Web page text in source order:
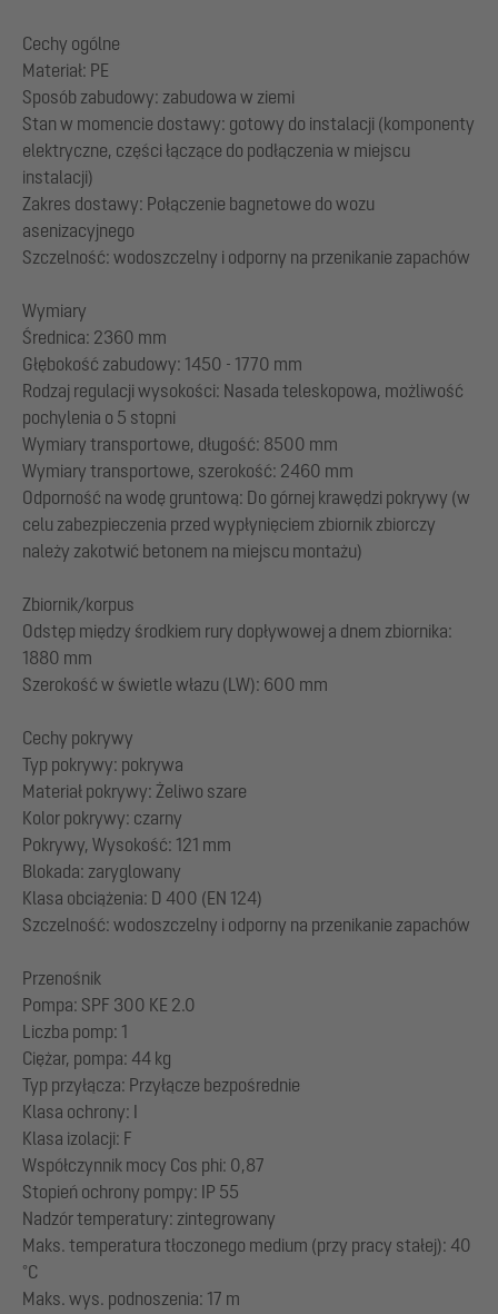
Cechy ogólne
Materiał: PE
Sposób zabudowy: zabudowa w ziemi
Stan w momencie dostawy: gotowy do instalacji (komponenty
elektryczne, części łączące do podłączenia w miejscu
instalacji)
Zakres dostawy: Połączenie bagnetowe do wozu
asenizacyjnego
Szczelność: wodoszczelny i odporny na przenikanie zapachów
Wymiary
Średnica: 2360 mm
Głębokość zabudowy: 1450 - 1770 mm
Rodzaj regulacji wysokości: Nasada teleskopowa, możliwość
pochylenia o 5 stopni
Wymiary transportowe, długość: 8500 mm
Wymiary transportowe, szerokość: 2460 mm
Odporność na wodę gruntową: Do górnej krawędzi pokrywy (w
celu zabezpieczenia przed wypłynięciem zbiornik zbiorczy
należy zakotwić betonem na miejscu montażu)
Zbiornik/korpus
Odstęp między środkiem rury dopływowej a dnem zbiornika:
1880 mm
Szerokość w świetle włazu (LW): 600 mm
Cechy pokrywy
Typ pokrywy: pokrywa
Materiał pokrywy: Żeliwo szare
Kolor pokrywy: czarny
Pokrywy, Wysokość: 121 mm
Blokada: zaryglowany
Klasa obciążenia: D 400 (EN 124)
Szczelność: wodoszczelny i odporny na przenikanie zapachów
Przenośnik
Pompa: SPF 300 KE 2.0
Liczba pomp: 1
Ciężar, pompa: 44 kg
Typ przyłącza: Przyłącze bezpośrednie
Klasa ochrony: I
Klasa izolacji: F
Współczynnik mocy Cos phi: 0,87
Stopień ochrony pompy: IP 55
Nadzór temperatury: zintegrowany
Maks. temperatura tłoczonego medium (przy pracy stałej): 40
°C
Maks. wys. podnoszenia: 17 m